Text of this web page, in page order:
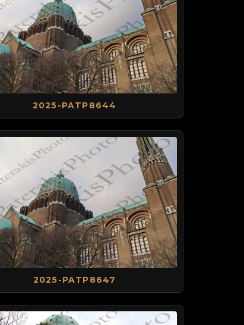
2025-PATP8644
2025-PATP8647